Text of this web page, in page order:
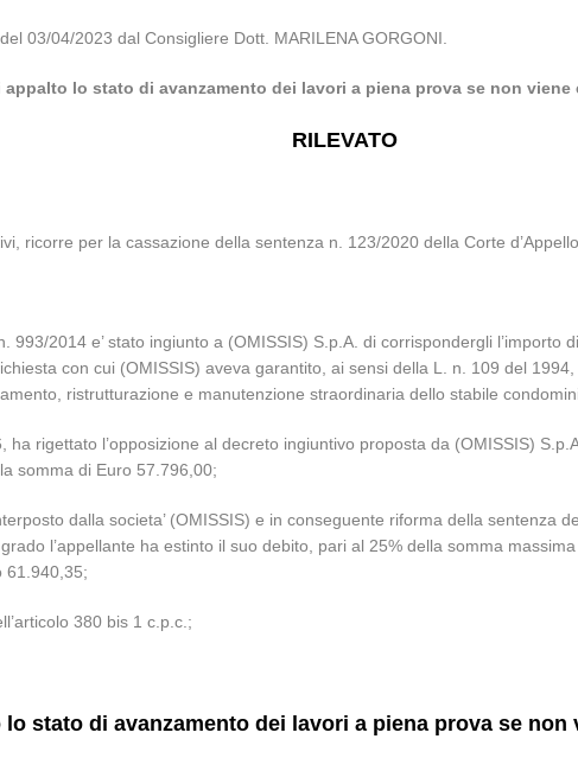
03/04/2023 dal Consigliere Dott. MARILENA GORGONI.
appalto lo stato di avanzamento dei lavori a piena prova se non
RILEVATO
ricorre per la cassazione della sentenza n. 123/2020 della Corte
2014 e’ stato ingiunto a (OMISSIS) S.p.A. di corrispondergli l’importo
con cui (OMISSIS) aveva garantito, ai sensi della L. n. 109 del
ristrutturazione e manutenzione straordinaria dello stabile
rigettato l’opposizione al decreto ingiuntivo proposta da (OMISSIS)
somma di Euro 57.796,00;
dalla societa’ (OMISSIS) e in conseguente riforma della sentenza
l’appellante ha estinto il suo debito, pari al 25% della somma
61.940,35;
380 bis 1 c.p.c.;
lo stato di avanzamento dei lavori a piena prova se